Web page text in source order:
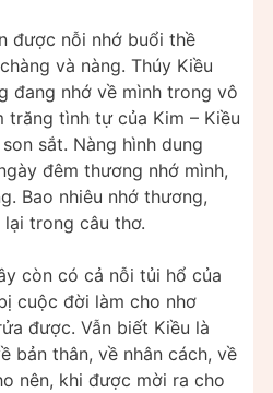
được nỗi nhớ buổi thề
và nàng. Thúy Kiều
đang nhớ về mình trong vô
trăng tình tự của Kim – Kiều
sắt. Nàng hình dung
đêm thương nhớ mình,
Bao nhiêu nhớ thương,
trong câu thơ.
còn có cả nỗi tủi hổ của
cuộc đời làm cho nhơ
được. Vẫn biết Kiều là
bản thân, về nhân cách, về
nên, khi được mời ra cho